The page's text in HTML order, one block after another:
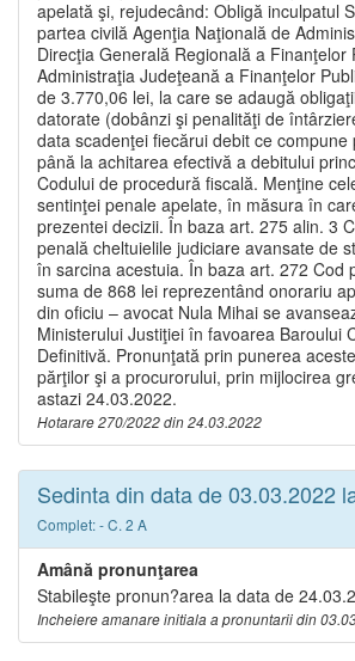
apelată şi, rejudecând: Obligă inculpatul
partea civilă Agenţia Naţională de
Direcţia Generală Regională a Finanţelor
Administraţia Judeţeană a Finanţelor
de 3.770,06 lei, la care se adaugă
datorate (dobânzi şi penalităţi de
data scadenţei fiecărui debit ce compune
până la achitarea efectivă a debitului
Codului de procedură fiscală. Menţine
sentinţei penale apelate, în măsura în
prezentei decizii. În baza art. 275 alin. 3
penală cheltuielile judiciare avansate de
în sarcina acestuia. În baza art. 272 Cod
suma de 868 lei reprezentând onorariu
din oficiu – avocat Nula Mihai se
Ministerului Justiţiei în favoarea Baroului
Definitivă. Pronunţată prin punerea
părţilor şi a procurorului, prin mijlocirea
astazi 24.03.2022.
Hotarare 270/2022 din 24.03.2022
Sedinta din data de 03.03.2022
Complet: - C. 2 A
Amână pronunţarea
Stabileşte pronun?area la data de
Incheiere amanare initiala a pronuntarii din